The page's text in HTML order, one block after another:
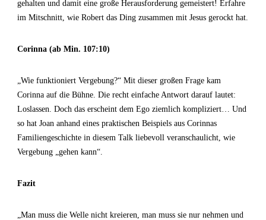
gehalten und damit eine große Herausforderung gemeistert! Erfahre
im Mitschnitt, wie Robert das Ding zusammen mit Jesus gerockt hat.
Corinna (ab Min. 107:10)
„Wie funktioniert Vergebung?“ Mit dieser großen Frage kam
Corinna auf die Bühne. Die recht einfache Antwort darauf lautet:
Loslassen. Doch das erscheint dem Ego ziemlich kompliziert… Und
so hat Joan anhand eines praktischen Beispiels aus Corinnas
Familiengeschichte in diesem Talk liebevoll veranschaulicht, wie
Vergebung „gehen kann“.
Fazit
„Man muss die Welle nicht kreieren, man muss sie nur nehmen und